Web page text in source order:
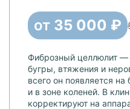
от 35 000 ₽
Фиброзный целлюлит —
бугры, втяжения и
всего он появляется
и в зоне коленей. В
корректируют на